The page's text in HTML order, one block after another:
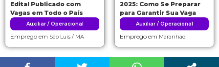
Edital Publicado com
Vagas em Todo o País
Auxiliar / Operacional
Emprego em São Luís / MA
2025: Como Se Preparar
para Garantir Sua Vaga
Auxiliar / Operacional
Emprego em Maranhão